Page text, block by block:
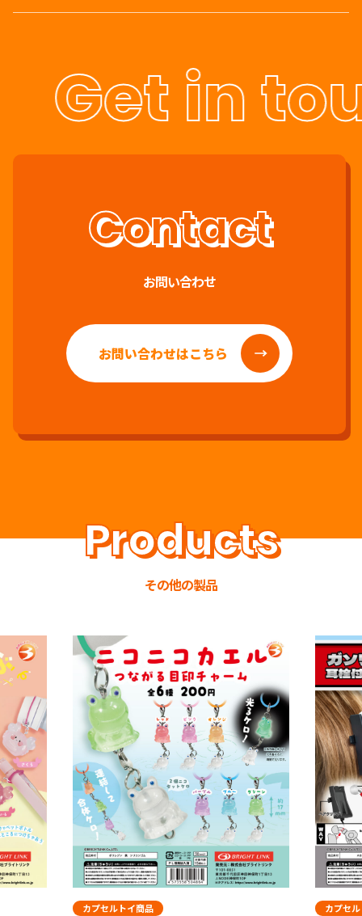
お問い合わせ
お問い合わせはこちら
Get in
その他の製品
カプセルトイ商品 カプセ